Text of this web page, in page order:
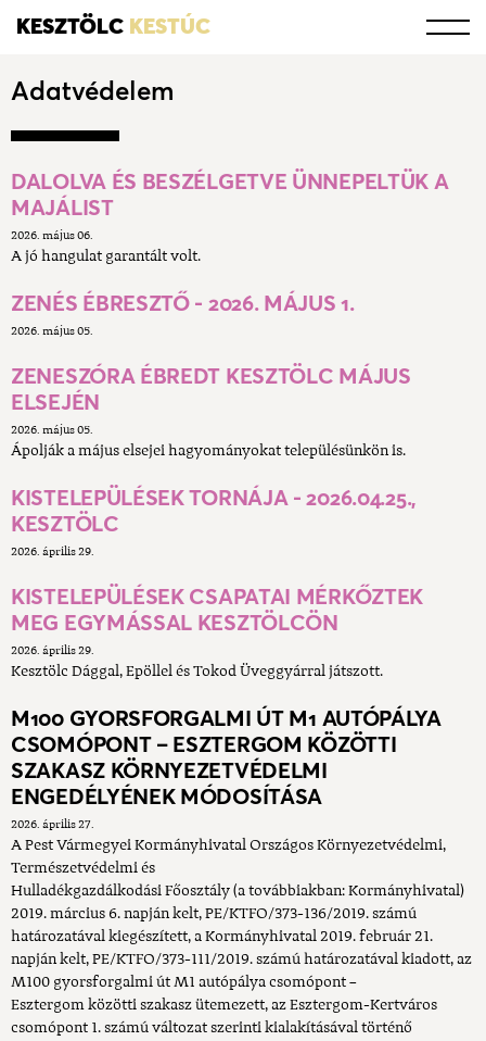
KESZTÖLC KESTÚC
Adatvédelem
DALOLVA ÉS BESZÉLGETVE ÜNNEPELTÜK A
MAJÁLIST
2026. május 06.
A jó hangulat garantált volt.
ZENÉS ÉBRESZTŐ - 2026. MÁJUS 1.
2026. május 05.
ZENESZÓRA ÉBREDT KESZTÖLC MÁJUS
ELSEJÉN
2026. május 05.
Ápolják a május elsejei hagyományokat településünkön is.
KISTELEPÜLÉSEK TORNÁJA - 2026.04.25.,
KESZTÖLC
2026. április 29.
KISTELEPÜLÉSEK CSAPATAI MÉRKŐZTEK
MEG EGYMÁSSAL KESZTÖLCÖN
2026. április 29.
Kesztölc Dággal, Epöllel és Tokod Üveggyárral játszott.
M100 GYORSFORGALMI ÚT M1 AUTÓPÁLYA
CSOMÓPONT – ESZTERGOM KÖZÖTTI
SZAKASZ KÖRNYEZETVÉDELMI
ENGEDÉLYÉNEK MÓDOSÍTÁSA
2026. április 27.
A Pest Vármegyei Kormányhivatal Országos Környezetvédelmi,
Természetvédelmi és
Hulladékgazdálkodási Főosztály (a továbbiakban: Kormányhivatal)
2019. március 6. napján kelt, PE/KTFO/373-136/2019. számú
határozatával kiegészített, a Kormányhivatal 2019. február 21.
napján kelt, PE/KTFO/373-111/2019. számú határozatával kiadott, az
M100 gyorsforgalmi út M1 autópálya csomópont –
Esztergom közötti szakasz ütemezett, az Esztergom-Kertváros
csomópont 1. számú változat szerinti kialakításával történő